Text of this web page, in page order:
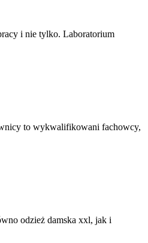
i nie tylko. Laboratorium
to wykwalifikowani fachowcy,
odzież damska xxl, jak i